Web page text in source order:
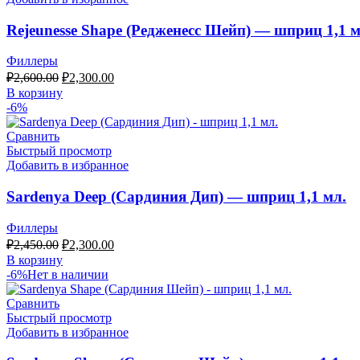
Rejeunesse Shape (Редженесс Шейп) — шприц 1,1
Филлеры
₽2,600.00 ₽2,300.00
В корзину
-6%
Сравнить
Быстрый просмотр
Добавить в избранное
Sardenya Deep (Сардиния Дип) — шприц 1,1 мл.
Филлеры
₽2,450.00 ₽2,300.00
В корзину
-6%Нет в наличии
Сравнить
Быстрый просмотр
Добавить в избранное